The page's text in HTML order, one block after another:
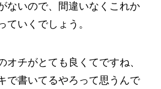
ないので、間違いなくこれか
ていくでしょう。
オチがとても良くてですね、
で書いてるやろって思うんで